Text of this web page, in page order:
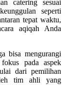
catering sesuai
seperti
tepat waktu,
aqiqah Anda
bisa mengurangi
pada aspek
dari pemilihan
tim ahli yang